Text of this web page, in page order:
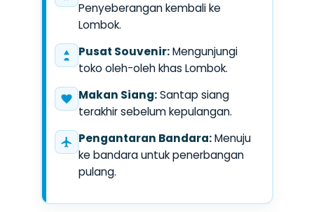
Penyeberangan kembali ke
Lombok.
Pusat Souvenir:Mengunjungi
toko oleh-oleh khas Lombok.
Makan Siang:Santap siang
terakhir sebelum kepulangan.
Pengantaran Bandara:Menuju
ke bandara untuk penerbangan
pulang.